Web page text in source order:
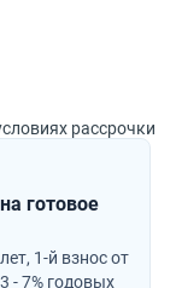
рассрочки
готовое
1-й взнос от
- 7% годовых